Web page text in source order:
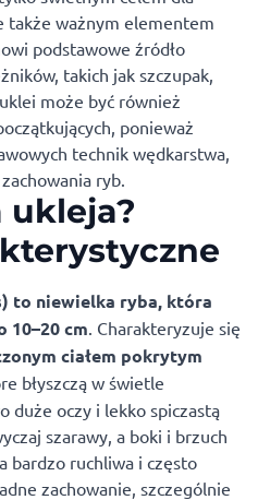
także ważnym elementem
podstawowe źródło
takich jak szczupak,
może być również
ponieważ
technik wędkarstwa,
ryb.
ukleja?
to niewielka ryba, która
10–20 cm. Charakteryzuje się
ciałem pokrytym
błyszczą w świetle
duże oczy i lekko spiczastą
szarawy, a boki i brzuch
bardzo ruchliwa i często
zachowanie, szczególnie